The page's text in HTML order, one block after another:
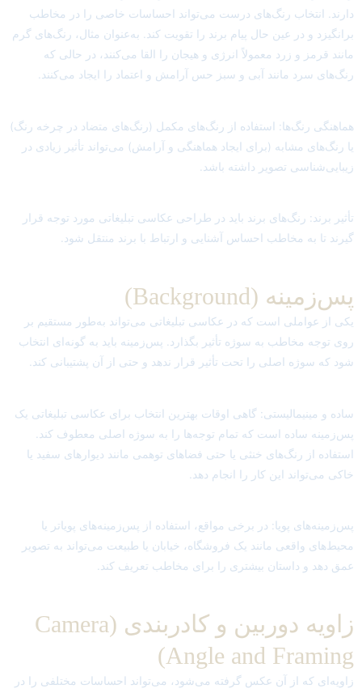
دارند. انتخاب رنگ‌های درست می‌تواند احساسات خاصی را در مخاطب
برانگیزد و در عین حال پیام برند را تقویت کند. به‌عنوان مثال، رنگ‌های گرم
مانند قرمز و زرد معمولاً انرژی و هیجان را القا می‌کنند، در حالی که
رنگ‌های سرد مانند آبی و سبز حس آرامش و اعتماد را ایجاد می‌کنند.
هماهنگی رنگ‌ها: استفاده از رنگ‌های مکمل (رنگ‌های متضاد در چرخه رنگ)
یا رنگ‌های مشابه (برای ایجاد هماهنگی و آرامش) می‌تواند تأثیر زیادی در
زیبایی‌شناسی تصویر داشته باشد.
تأثیر برند: رنگ‌های برند باید در طراحی عکاسی تبلیغاتی مورد توجه قرار
گیرند تا به مخاطب احساس آشنایی و ارتباط با برند منتقل شود.
پس‌زمینه (Background)
یکی از عواملی است که در عکاسی تبلیغاتی می‌تواند به‌طور مستقیم بر
روی توجه مخاطب به سوژه تأثیر بگذارد. پس‌زمینه باید به گونه‌ای انتخاب
شود که سوژه اصلی را تحت تأثیر قرار ندهد و حتی از آن پشتیبانی کند.
ساده و مینیمالیستی: گاهی اوقات بهترین انتخاب برای عکاسی تبلیغاتی یک
پس‌زمینه ساده است که تمام توجه‌ها را به سوژه اصلی معطوف کند.
استفاده از رنگ‌های خنثی یا حتی فضاهای توهمی مانند دیوارهای سفید یا
خاکی می‌تواند این کار را انجام دهد.
پس‌زمینه‌های پویا: در برخی مواقع، استفاده از پس‌زمینه‌های پویاتر یا
محیط‌های واقعی مانند یک فروشگاه، خیابان یا طبیعت می‌تواند به تصویر
عمق دهد و داستان بیشتری را برای مخاطب تعریف کند.
زاویه دوربین و کادربندی (Camera
Angle and Framing)
زاویه‌ای که از آن عکس گرفته می‌شود، می‌تواند احساسات مختلفی را در